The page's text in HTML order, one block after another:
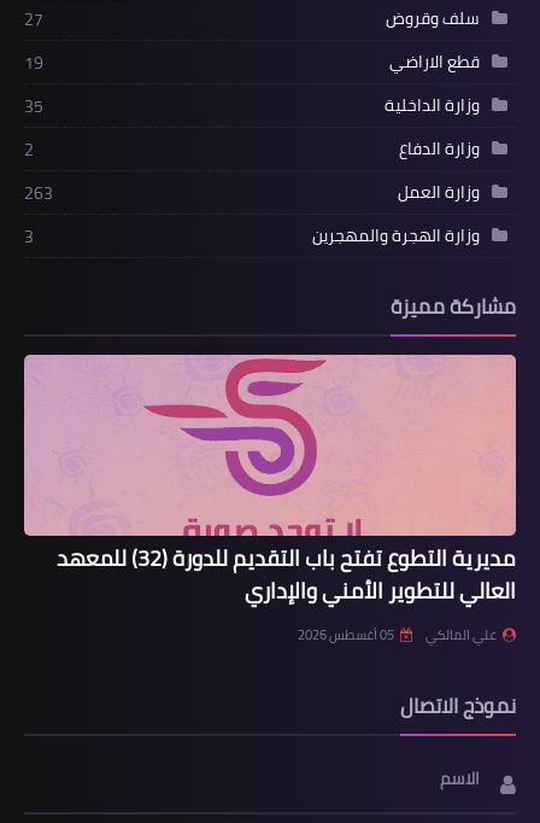
سلف وقروض
27
قطع الاراضي
19
وزارة الداخلية
35
وزارة الدفاع
2
وزارة العمل
263
وزارة الهجرة والمهجرين
3
مشاركة مميزة
مديرية التطوع تفتح باب التقديم للدورة (32) للمعهد
العالي للتطوير الأمني والإداري
علي المالكي 05 أغسطس 2026
نموذج الاتصال
الاسم